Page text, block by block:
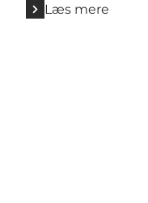
Læs mere